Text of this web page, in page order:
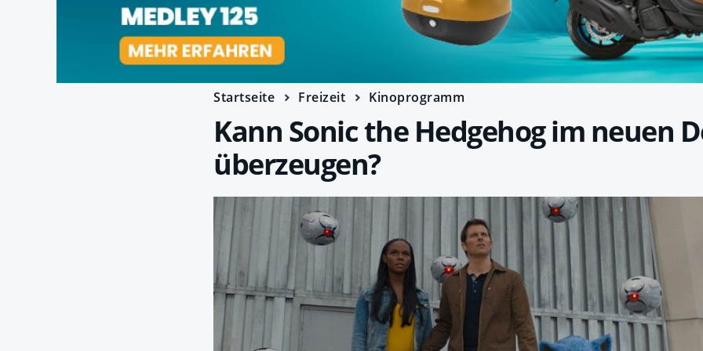
Startseite Freizeit Kinoprogramm
Kann Sonic the Hedgehog im neuen
überzeugen?